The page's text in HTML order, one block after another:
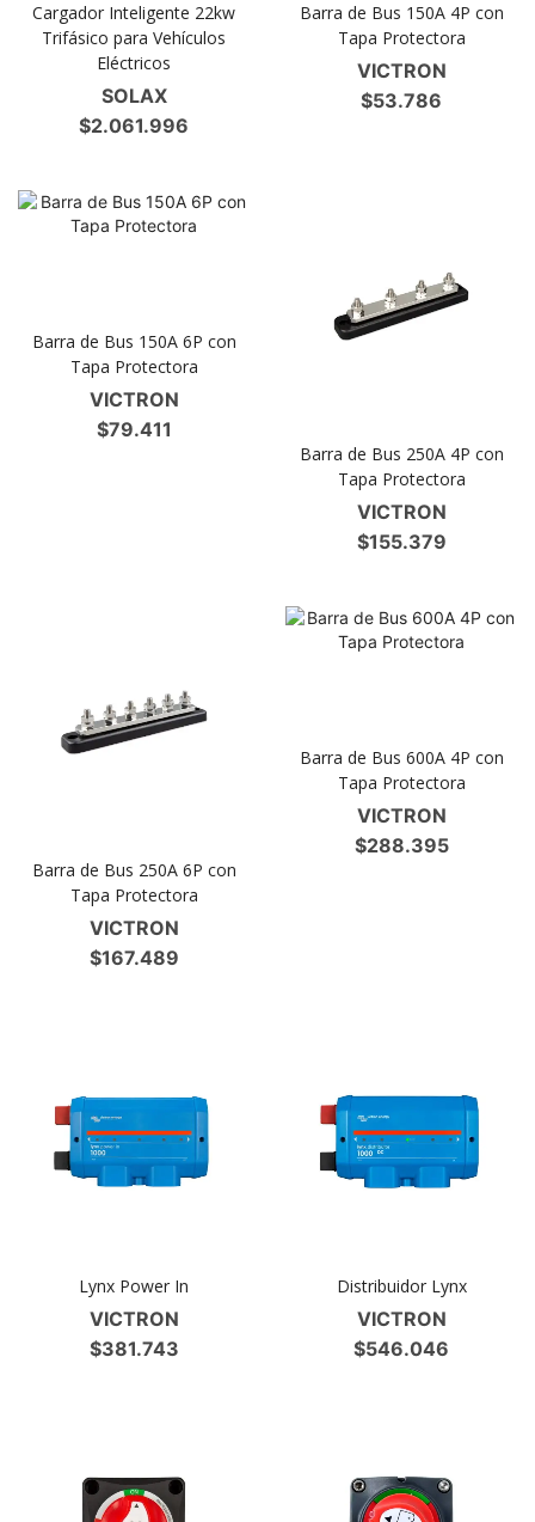
Cargador Inteligente 22kw
Trifásico para Vehículos
Eléctricos
SOLAX
$2.061.996
Barra de Bus 150A 4P con
Tapa Protectora
VICTRON
$53.786
Barra de Bus 150A 6P con
Tapa Protectora
VICTRON
$79.411
Barra de Bus 250A 4P con
Tapa Protectora
VICTRON
$155.379
Barra de Bus 250A 6P con
Tapa Protectora
VICTRON
$167.489
Barra de Bus 600A 4P con
Tapa Protectora
VICTRON
$288.395
Lynx Power In
VICTRON
$381.743
Distribuidor Lynx
VICTRON
$546.046